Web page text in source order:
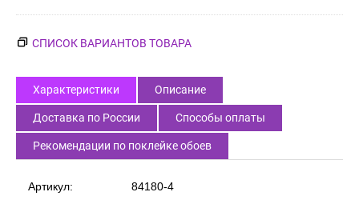
СПИСОК ВАРИАНТОВ ТОВАРА
Характеристики Описание
Доставка по России Способы оплаты
Рекомендации по поклейке обоев
Артикул: 84180-4